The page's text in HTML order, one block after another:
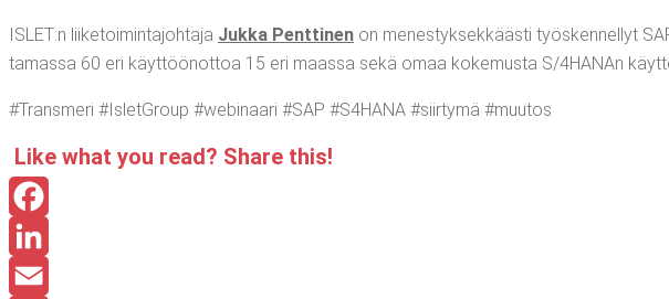
ISLET:n lii­ke­toi­min­ta­joh­ta­ja Juk­ka Pent­ti­nen on menes­tyk­sek­kääs­ti työs­ken­nel­lyt
ta­mas­sa 60 eri käyt­töön­ot­toa 15 eri maas­sa sekä omaa koke­mus­ta S/​4HANAn
#Trans­me­ri #IsletGroup #webi­naa­ri #SAP #S4HANA #siir­ty­mä #muu­tos
Like what you read? Sha­re this!
Facebook
LinkedIn